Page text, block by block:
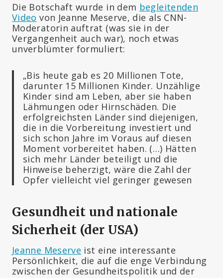
Die Botschaft wurde in dem begleitenden
Video von Jeanne Meserve, die als CNN-
Moderatorin auftrat (was sie in der
Vergangenheit auch war), noch etwas
unverblümter formuliert:
„Bis heute gab es 20 Millionen Tote,
darunter 15 Millionen Kinder. Unzählige
Kinder sind am Leben, aber sie haben
Lähmungen oder Hirnschäden. Die
erfolgreichsten Länder sind diejenigen,
die in die Vorbereitung investiert und
sich schon Jahre im Voraus auf diesen
Moment vorbereitet haben. (…) Hätten
sich mehr Länder beteiligt und die
Hinweise beherzigt, wäre die Zahl der
Opfer vielleicht viel geringer gewesen
Gesundheit und nationale
Sicherheit (der USA)
Jeanne Meserve ist eine interessante
Persönlichkeit, die auf die enge Verbindung
zwischen der Gesundheitspolitik und der